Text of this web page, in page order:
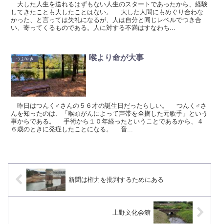
大した人生を送れるはずもない人生のスタートであったから、経験
してきたことも大したことはない。 大した人間にもめぐり合わな
かった、と言っては失礼になるが、人は自分と同じレベルでつき合
い、寄ってくるものである。人に対する不満はすなわち...
つぶやき 喉より命が大事
昨日はつんく♂さんの５６才の誕生日だったらしい。 つんく♂さ
んを知ったのは、「喉頭がんによって声帯を全摘した元歌手」という
事からである。 手術から１０年経ったということであるから、４
６歳のときに発症したことになる。 音...
新聞は権力を批判するためにある
上野文化会館